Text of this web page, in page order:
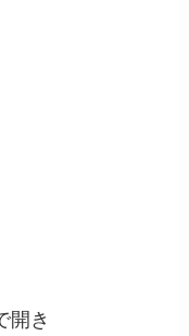
開き